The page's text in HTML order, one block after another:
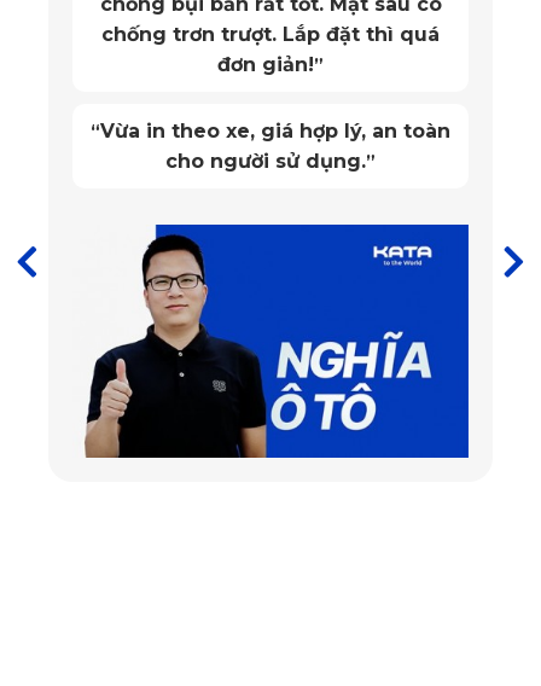
toàn bởi tổ chức SGS – cơ quan toàn cầu uy tín nhất về
kiểm định chất lượng sản phẩm.
cách nhanh chóng tiện lợi mà không cần dùng đến chất tẩy
thấm nước, các điều kiện thuận lợi cho vi khuẩn sinh sôi
nảy nở không được duy trì. Vì vậy quý khách hàng hãy hoàn
toàn yên tâm khi sử dụng thảm lót sàn ô tô cao cấp KATA.
chống trơn trượt. Lắp đặt thì quá
đơn giản!”
“Vừa in theo xe, giá hợp lý, an toàn
cho người sử dụng.”